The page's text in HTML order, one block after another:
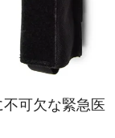
可欠な緊急医